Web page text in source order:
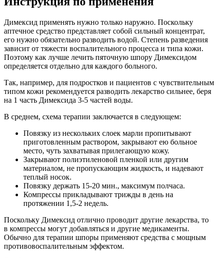
Димексид применять нужно только наружно. Поскольку
аптечное средство представляет собой сильный концентрат,
его нужно обязательно разводить водой. Степень разведения
зависит от тяжести воспалительного процесса и типа кожи.
Поэтому как лучше лечить пяточную шпору Димексидом
определяется отдельно для каждого больного.
Так, например, для подростков и пациентов с чувствительным
типом кожи рекомендуется разводить лекарство сильнее, беря
на 1 часть Димексида 3-5 частей воды.
В среднем, схема терапии заключается в следующем:
Повязку из нескольких слоек марли пропитывают
приготовленным раствором, закрывают ею больное
место, чуть захватывая прилегающую кожу.
Закрывают полиэтиленовой пленкой или другим
материалом, не пропускающим жидкость, и надевают
теплый носок.
Повязку держать 15-20 мин., максимум полчаса.
Компрессы прикладывают трижды в день на
протяжении 1,5-2 недель.
Поскольку Димексид отлично проводит другие лекарства, то
в компрессы могут добавляться и другие медикаменты.
Обычно для терапии шпоры применяют средства с мощным
противовоспалительным эффектом.